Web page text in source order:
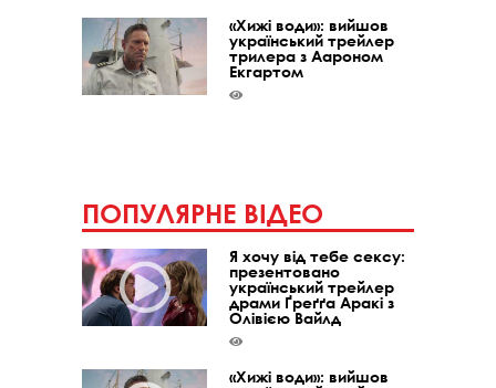
«Хижі води»: вийшов
український трейлер
трилера з Аароном
Екгартом
ПОПУЛЯРНЕ ВІДЕО
Я хочу від тебе сексу:
презентовано
український трейлер
драми Ґреґґа Аракі з
Олівією Вайлд
«Хижі води»: вийшов